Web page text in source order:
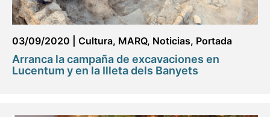
03/09/2020 Cultura, MARQ, Noticias, Portada
Arranca la campaña de excavaciones en
Lucentum y en la Illeta dels Banyets